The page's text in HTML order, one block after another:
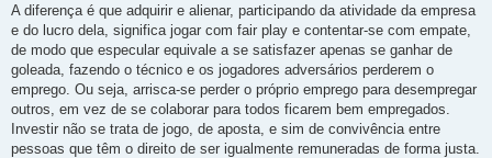
A diferença é que adquirir e alienar, participando da atividade da empresa
e do lucro dela, significa jogar com fair play e contentar-se com empate,
de modo que especular equivale a se satisfazer apenas se ganhar de
goleada, fazendo o técnico e os jogadores adversários perderem o
emprego. Ou seja, arrisca-se perder o próprio emprego para desempregar
outros, em vez de se colaborar para todos ficarem bem empregados.
Investir não se trata de jogo, de aposta, e sim de convivência entre
pessoas que têm o direito de ser igualmente remuneradas de forma justa.